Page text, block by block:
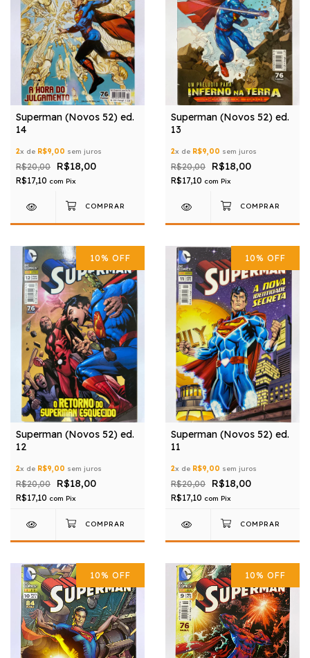
Superman (Novos 52) ed.
14
2x de R$9,00 sem juros
R$20,00 R$18,00
R$17,10 com Pix
Superman (Novos 52) ed.
13
2x de R$9,00 sem juros
R$20,00 R$18,00
R$17,10 com Pix
10% OFF
Superman (Novos 52) ed.
12
2x de R$9,00 sem juros
R$20,00 R$18,00
R$17,10 com Pix
10% OFF
Superman (Novos 52) ed.
11
2x de R$9,00 sem juros
R$20,00 R$18,00
R$17,10 com Pix
10% OFF 10% OFF